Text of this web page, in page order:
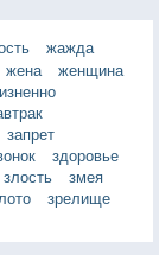
жажда
жена
женщина
запрет
здоровье
злость
змея
зрелище